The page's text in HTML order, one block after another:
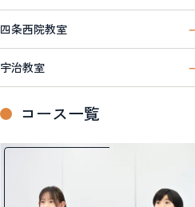
四条西院教室
宇治教室
コース一覧